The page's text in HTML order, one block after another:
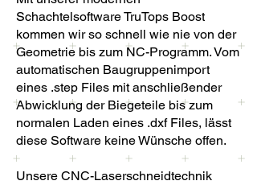
Schachtelsoftware TruTops Boost
kommen wir so schnell wie nie von der
Geometrie bis zum NC-Programm. Vom
automatischen Baugruppenimport
eines .step Files mit anschließender
Abwicklung der Biegeteile bis zum
normalen Laden eines .dxf Files, lässt
diese Software keine Wünsche offen.
Unsere CNC-Laserschneidtechnik